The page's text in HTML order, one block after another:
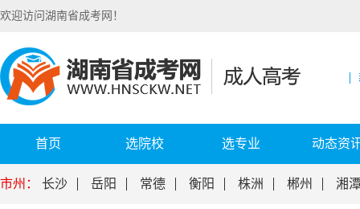
欢迎访问湖南省成考网！
首页 选院校 选专业 动态资
市州： 长沙 岳阳 常德 衡阳 株洲 郴州 湘